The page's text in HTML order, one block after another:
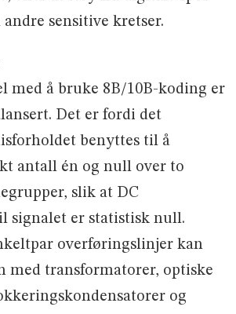
sensitive kretser.
med å bruke 8B/10B-koding er
Det er fordi det
benyttes til å
antall én og null over to
slik at DC
signalet er statistisk null.
overføringslinjer kan
med transformatorer, optiske
og